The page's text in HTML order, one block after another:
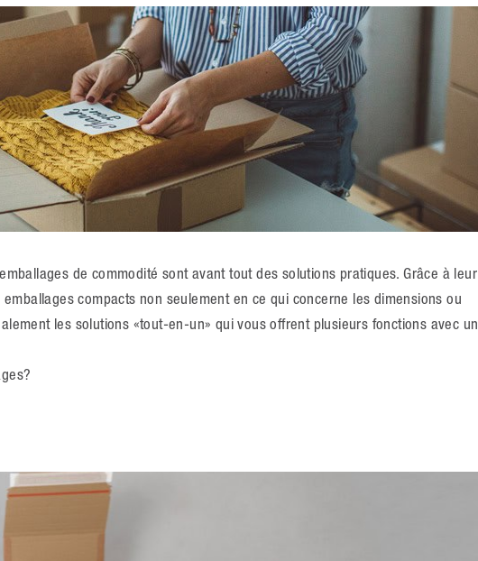
de commodité sont avant tout des solutions pratiques. Grâce à leur
compacts non seulement en ce qui concerne les dimensions ou
les solutions «tout-en-un» qui vous offrent plusieurs fonctions avec un